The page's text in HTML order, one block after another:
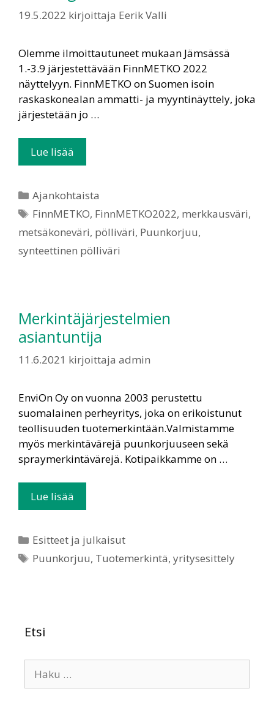
19.5.2022 kirjoittaja Eerik Valli
Olemme ilmoittautuneet mukaan Jämsässä
1.-3.9 järjestettävään FinnMETKO 2022
näyttelyyn. FinnMETKO on Suomen isoin
raskaskonealan ammatti- ja myyntinäyttely, joka
järjestetään jo …
Lue lisää
Ajankohtaista
FinnMETKO, FinnMETKO2022, merkkausväri,
metsäkoneväri, pölliväri, Puunkorjuu,
synteettinen pölliväri
Merkintäjärjestelmien
asiantuntija
11.6.2021 kirjoittaja admin
EnviOn Oy on vuonna 2003 perustettu
suomalainen perheyritys, joka on erikoistunut
teollisuuden tuotemerkintään.Valmistamme
myös merkintävärejä puunkorjuuseen sekä
spraymerkintävärejä. Kotipaikkamme on …
Lue lisää
Esitteet ja julkaisut
Puunkorjuu, Tuotemerkintä,yritysesittely
Etsi